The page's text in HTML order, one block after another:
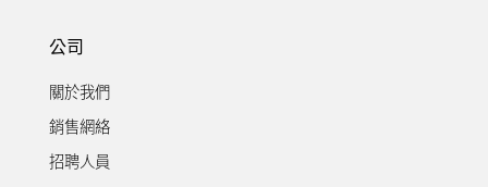
公司
關於我們
銷售網絡
招聘人員